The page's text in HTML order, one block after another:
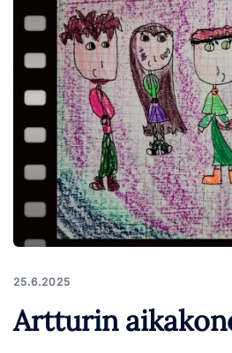
25.6.2025
Artturin